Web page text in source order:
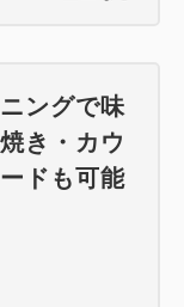
ださいませ
ングで味
き・カウ
ドも可能